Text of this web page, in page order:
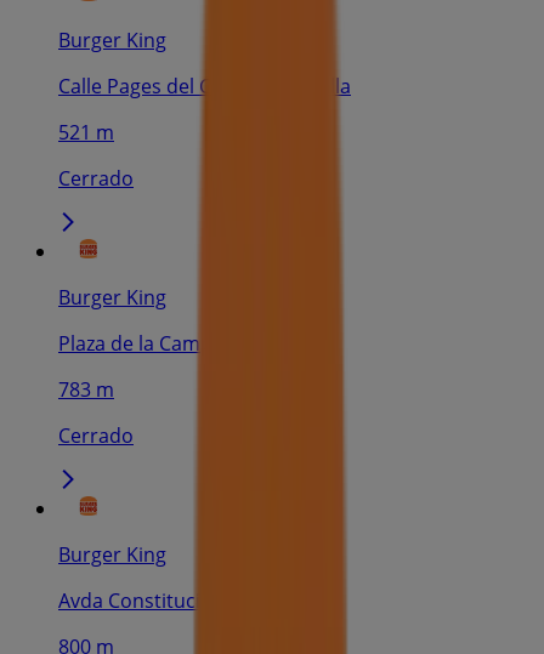
Burger King
Calle Pages del Corro, 61, Sevilla
521 m
Cerrado
Burger King
Plaza de la Campana. 9, Sevilla
783 m
Cerrado
Burger King
Avda Constitucion, 27, Sevilla
800 m